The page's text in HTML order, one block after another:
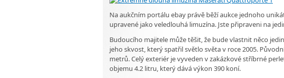
Na aukčním portálu ebay právě běží aukce jednoho
upravené jako veledlouhá limuzína. Jste připraveni na
Budoucího majitele může těšit, že bude vlastnit něco
jeho skvost, který spatřil světlo světa v roce 2005.
metrů. Celý exteriér je vyveden v zakázkové stříbrné
objemu 4.2 litru, který dává výkon 390 koní.